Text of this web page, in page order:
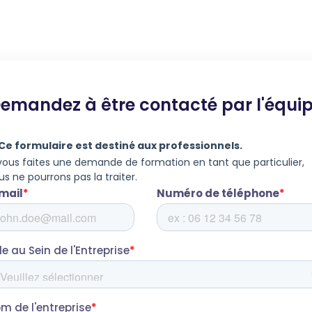
à être contacté par